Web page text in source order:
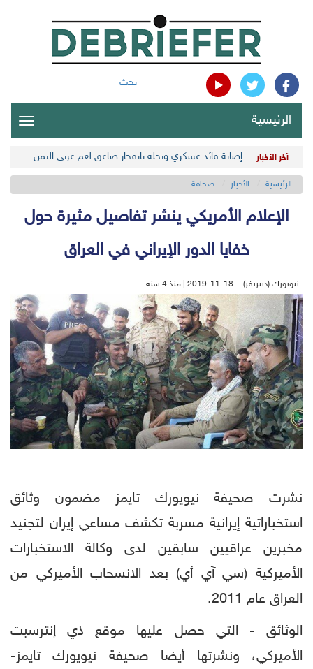
بحث
الرئيسية
آخر الأخبار إصابة قائد عسكري ونجله بانفجار صاعق لغم غربي اليمن
الرئيسية الأخبار صحافة
الإعلام الأمريكي ينشر تفاصيل مثيرة حول
خفايا الدور الإيراني في العراق
نيويورك (ديبريفر) 2019-11-18 | منذ 4 سنة
نشرت صحيفة نيويورك تايمز مضمون وثائق
استخباراتية إيرانية مسربة تكشف مساعي إيران لتجنيد
مخبرين عراقيين سابقين لدى وكالة الاستخبارات
الأميركية (سي آي أي) بعد الانسحاب الأميركي من
العراق عام 2011.
الوثائق - التي حصل عليها موقع ذي إنترسبت
الأميركي، ونشرتها أيضا صحيفة نيويورك تايمز-